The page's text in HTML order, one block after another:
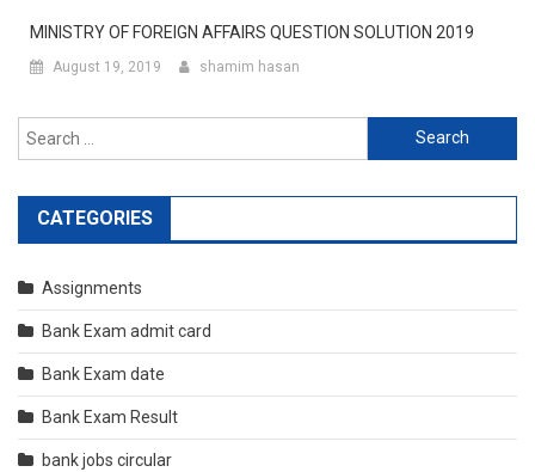
MINISTRY OF FOREIGN AFFAIRS QUESTION SOLUTION 2019
August 19, 2019 shamim hasan
Search
for:
CATEGORIES
Assignments
Bank Exam admit card
Bank Exam date
Bank Exam Result
bank jobs circular